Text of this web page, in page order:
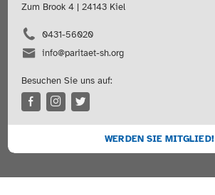
Zum Brook 4 | 24143 Kiel
0431-56020
info@paritaet-sh.org
Besuchen Sie uns auf:
WERDEN SIE MITGLIED!